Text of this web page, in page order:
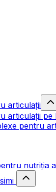
articulații
articulații pe
pentru
nutriția